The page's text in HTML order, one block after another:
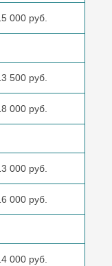
000 руб.
500 руб.
000 руб.
000 руб.
000 руб.
000 руб.